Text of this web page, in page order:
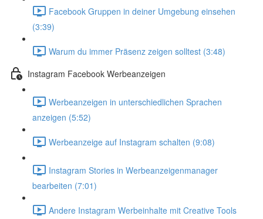
Facebook Gruppen in deiner Umgebung einsehen
(3:39)
Warum du immer Präsenz zeigen solltest (3:48)
Instagram Facebook Werbeanzeigen
Werbeanzeigen in unterschiedlichen Sprachen
anzeigen (5:52)
Werbeanzeige auf Instagram schalten (9:08)
Instagram Stories in Werbeanzeigenmanager
bearbeiten (7:01)
Andere Instagram Werbeinhalte mit Creative Tools